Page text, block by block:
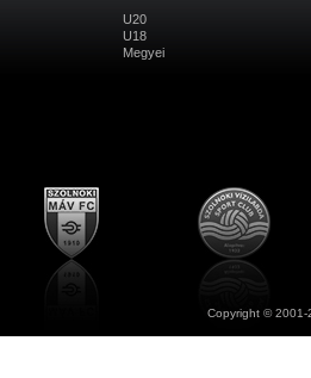
U20
U18
Megyei
Copyright ©